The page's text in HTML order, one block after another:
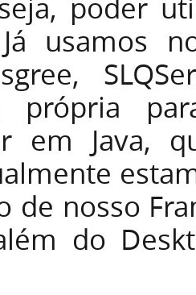
poder
usamos
própria
em Java,
de nosso
do